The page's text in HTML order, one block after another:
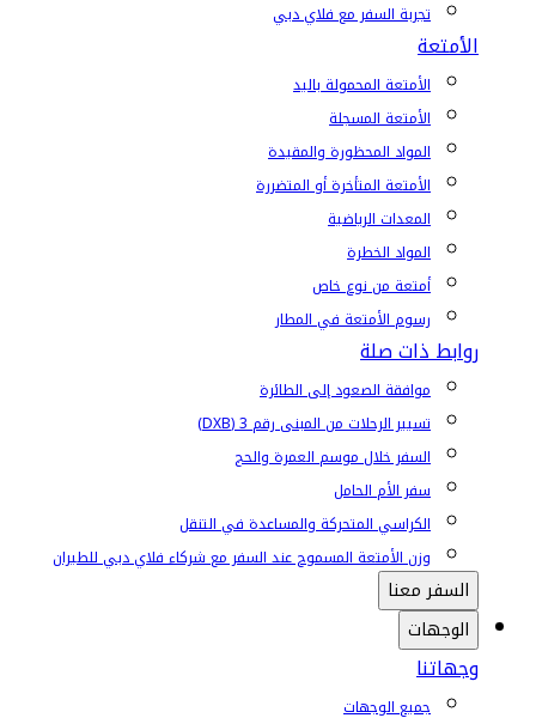
تجربة السفر مع فلاي دبي
الأمتعة
الأمتعة المحمولة باليد
الأمتعة المسجلة
المواد المحظورة والمقيدة
الأمتعة المتأخرة أو المتضررة
المعدات الرياضية
المواد الخطرة
أمتعة من نوع خاص
رسوم الأمتعة في المطار
روابط ذات صلة
موافقة الصعود إلى الطائرة
تسيير الرحلات من المبنى رقم 3 (DXB)
السفر خلال موسم العمرة والحج
سفر الأم الحامل
الكراسي المتحركة والمساعدة في التنقل
وزن الأمتعة المسموح عند السفر مع شركاء فلاي دبي للطيران
السفر معنا
الوجهات
وجهاتنا
جميع الوجهات